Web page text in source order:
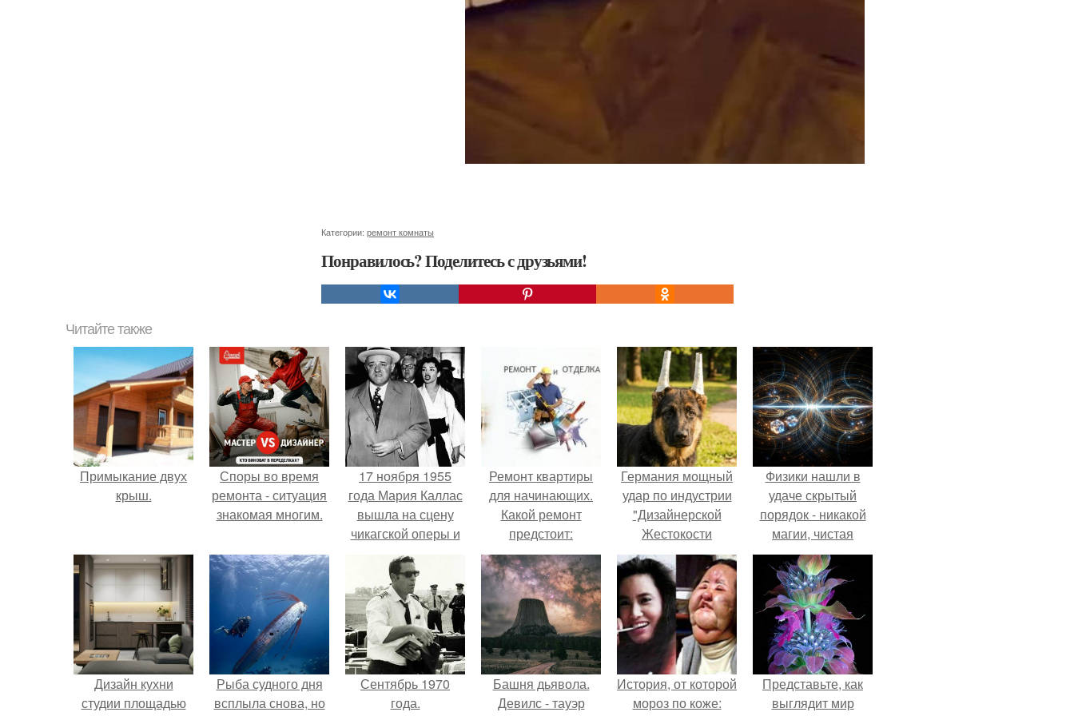
Категории: ремонт комнаты
Понравилось? Поделитесь с друзьями!
Читайте также
Примыкание двух
крыш.
Споры во время
ремонта - ситуация
знакомая многим.
17 ноября 1955
года Мария Каллас
вышла на сцену
чикагской оперы и
сорвала овации.
Ремонт квартиры
для начинающих.
Какой ремонт
предстоит:
косметический или
капитальный
Германия мощный
удар по индустрии
"Дизайнерской
Жестокости
нанесла".
Физики нашли в
удаче скрытый
порядок - никакой
магии, чистая
квантовая
механика.
Дизайн кухни
студии площадью
Рыба судного дня
всплыла снова, но
Сентябрь 1970
года.
Башня дьявола.
Девилс - тауэр
История, от которой
мороз по коже:
Представьте, как
выглядит мир